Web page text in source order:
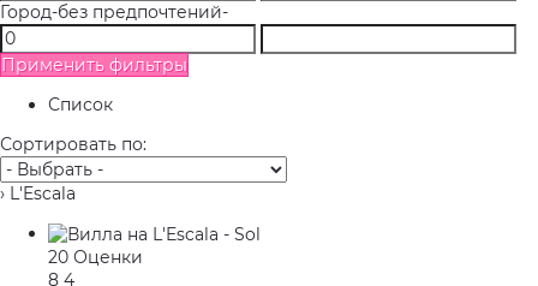
Город-без предпочтений-
Применить фильтры
Список
Сортировать по:
› L'Escala
20 Оценки
8 4